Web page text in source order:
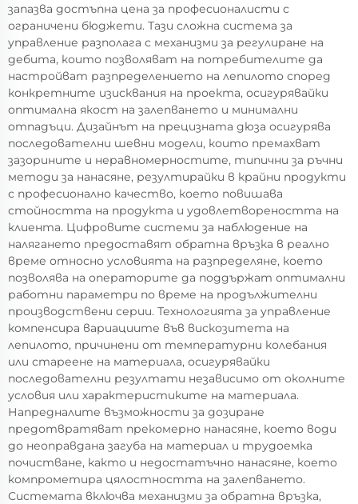
запазва достъпна цена за професионалисти с
ограничени бюджети. Тази сложна система за
управление разполага с механизми за регулиране на
дебита, които позволяват на потребителите да
настройват разпределението на лепилото според
конкретните изисквания на проекта, осигурявайки
оптимална якост на залепването и минимални
отпадъци. Дизайнът на прецизната дюза осигурява
последователни шевни модели, които премахват
зазорините и неравномерностите, типични за ръчни
методи за нанасяне, резултирайки в крайни продукти
с професионално качество, което повишава
стойността на продукта и удовлетвореността на
клиента. Цифровите системи за наблюдение на
налягането предоставят обратна връзка в реално
време относно условията на разпределяне, което
позволява на операторите да поддържат оптимални
работни параметри по време на продължителни
производствени серии. Технологията за управление
компенсира вариациите във вискозитета на
лепилото, причинени от температурни колебания
или стареене на материала, осигурявайки
последователни резултати независимо от околните
условия или характеристиките на материала.
Напредналите възможности за дозиране
предотвратяват прекомерно нанасяне, което води
до неоправдана загуба на материал и трудоемка
почистване, както и недостатъчно нанасяне, което
компрометира цялостността на залепването.
Системата включва механизми за обратна връзка,